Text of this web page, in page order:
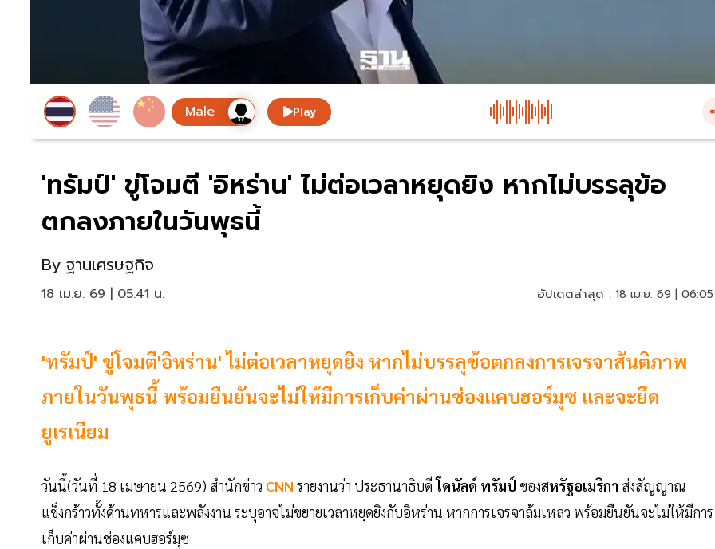
Play
'ทรัมป์' ขู่โจมตี 'อิหร่าน' ไม่ต่อเวลาหยุดยิง หากไม่บรรลุข้อ
ตกลงภายในวันพุธนี้
By ฐานเศรษฐกิจ
18 เม.ย. 69 | 05:41 น. อัปเดตล่าสุด : 18 เม.ย. 69 |
'ทรัมป์' ขู่โจมตี'อิหร่าน' ไม่ต่อเวลาหยุดยิง หากไม่บรรลุข้อตกลงการเจรจาสันติภาพ
ภายในวันพุธนี้ พร้อมยืนยันจะไม่ให้มีการเก็บค่าผ่านช่องแคบฮอร์มุซ และจะยึด
ยูเรเนียม
วันนี้(วันที่ 18 เมษายน 2569) สำนักข่าว CNN รายงานว่า ประธานาธิบดีโดนัลด์ ทรัมป์ ของสหรัฐอเมริกา ส่งสัญญาณ
แข็งกร้าวทั้งด้านทหารและพลังงาน ระบุอาจไม่ขยายเวลาหยุดยิงกับอิหร่าน หากการเจรจาล้มเหลว พร้อมยืนยันจะไม่ให้มีการ
เก็บค่าผ่านช่องแคบฮอร์มุซ